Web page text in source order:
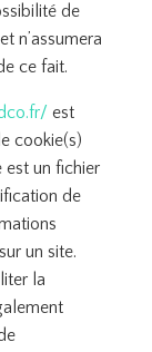
de
n’assumera
ce fait.
est
cookie(s)
est un fichier
de
un site.
la